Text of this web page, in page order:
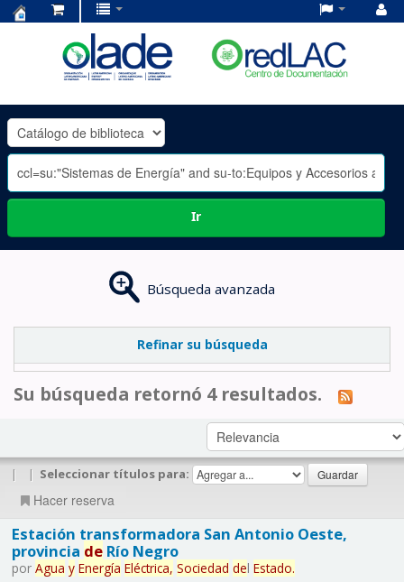
OLADE
-
Ir
Búsqueda avanzada
Refinar su búsqueda
Su búsqueda retornó 4 resultados.
| | Seleccionar títulos para:
Hacer reserva
Estación transformadora San Antonio Oeste,
provincia deRío Negro
por Agua y Energía Eléctrica, Sociedad del Estado.